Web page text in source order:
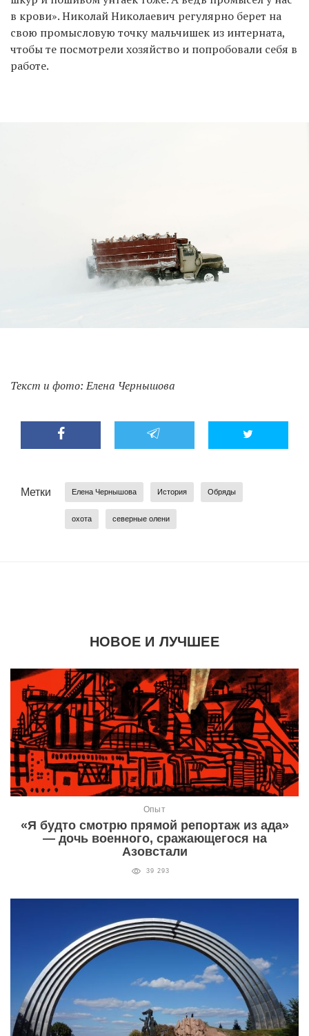
в крови». Николай Николаевич регулярно берет на
свою промысловую точку мальчишек из интерната,
чтобы те посмотрели хозяйство и попробовали себя в
работе.
Текст и фото: Елена Чернышова
Метки Елена Чернышова История Обряды
охота северные олени
НОВОЕ И ЛУЧШЕЕ
Опыт
«Я будто смотрю прямой репортаж из ада»
— дочь военного, сражающегося на
Азовстали
39 293